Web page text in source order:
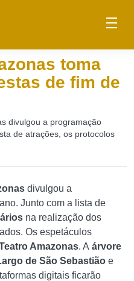
toma
de fim de
divulgou a programação
de atrações, os protocolos
divulgou a
Junto com a lista de
na realização dos
Os espetáculos
Amazonas. A árvore
de São Sebastião e
digitais ficarão